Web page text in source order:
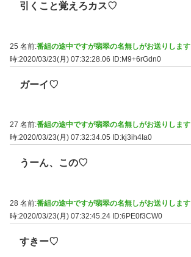
引くこと覚えろカス♡
25 名前:番組の途中ですが翡翠の名無しがお送りします
時:2020/03/23(月) 07:32:28.06 ID:M9+6rGdn0
ガーイ♡
27 名前:番組の途中ですが翡翠の名無しがお送りします
時:2020/03/23(月) 07:32:34.05
ID:kj3ih4Ia0
うーん、この♡
28 名前:番組の途中ですが翡翠の名無しがお送りします
時:2020/03/23(月) 07:32:45.24 ID:6PE0f3CW0
すきー♡